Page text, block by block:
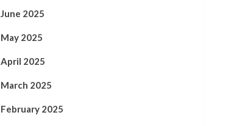
June 2025
May 2025
April 2025
March 2025
February 2025